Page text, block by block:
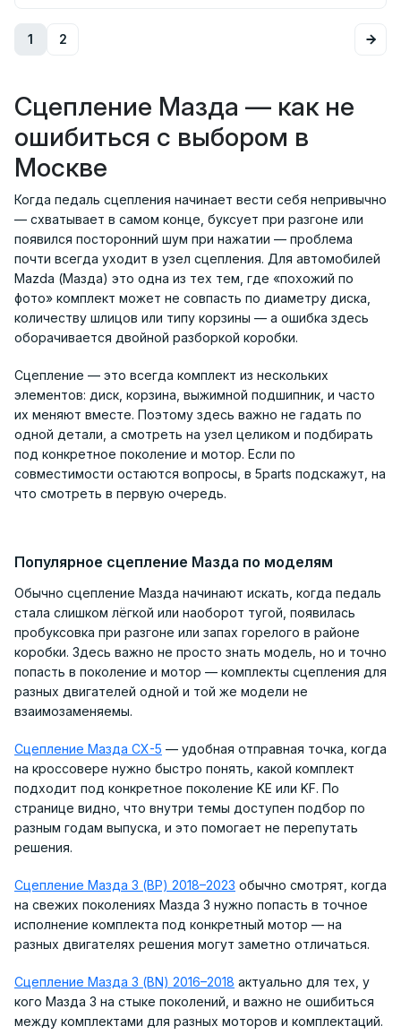
1 2
Сцепление Мазда — как не
ошибиться с выбором в
Москве
Когда педаль сцепления начинает вести себя непривычно
— схватывает в самом конце, буксует при разгоне или
появился посторонний шум при нажатии — проблема
почти всегда уходит в узел сцепления. Для автомобилей
Mazda (Мазда) это одна из тех тем, где «похожий по
фото» комплект может не совпасть по диаметру диска,
количеству шлицов или типу корзины — а ошибка здесь
оборачивается двойной разборкой коробки.
Сцепление — это всегда комплект из нескольких
элементов: диск, корзина, выжимной подшипник, и часто
их меняют вместе. Поэтому здесь важно не гадать по
одной детали, а смотреть на узел целиком и подбирать
под конкретное поколение и мотор. Если по
совместимости остаются вопросы, в 5parts подскажут, на
что смотреть в первую очередь.
Популярное сцепление Мазда по моделям
Обычно сцепление Мазда начинают искать, когда педаль
стала слишком лёгкой или наоборот тугой, появилась
пробуксовка при разгоне или запах горелого в районе
коробки. Здесь важно не просто знать модель, но и точно
попасть в поколение и мотор — комплекты сцепления для
разных двигателей одной и той же модели не
взаимозаменяемы.
Сцепление Мазда CX-5 — удобная отправная точка, когда
на кроссовере нужно быстро понять, какой комплект
подходит под конкретное поколение KE или KF. По
странице видно, что внутри темы доступен подбор по
разным годам выпуска, и это помогает не перепутать
решения.
Сцепление Мазда 3 (BP) 2018–2023 обычно смотрят, когда
на свежих поколениях Мазда 3 нужно попасть в точное
исполнение комплекта под конкретный мотор — на
разных двигателях решения могут заметно отличаться.
Сцепление Мазда 3 (BN) 2016–2018 актуально для тех, у
кого Мазда 3 на стыке поколений, и важно не ошибиться
между комплектами для разных моторов и комплектаций.